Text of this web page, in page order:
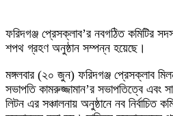
ফরিদগঞ্জ প্রেসক্লাব’র নবগঠিত কমিটির
শপথ গ্রহণ অনুষ্ঠান সম্পন্ন হয়েছে।
মঙ্গলবার (২০ জুন) ফরিদগঞ্জ প্রেসক্লাব
সভাপতি কামরুজ্জামান’র সভাপতিত্বে এবং
লিটন এর সঞ্চালনায় অনুষ্ঠানে নব নির্বাচিত